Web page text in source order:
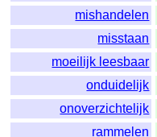
mishandelen
misstaan
moeilijk leesbaar
onduidelijk
onoverzichtelijk
rammelen